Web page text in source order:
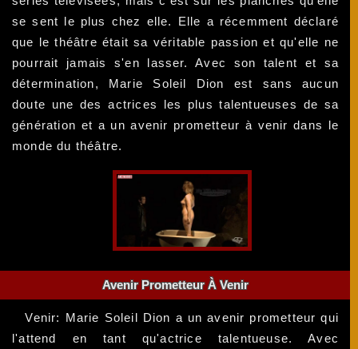
se sent le plus chez elle. Elle a récemment déclaré
que le théâtre était sa véritable passion et qu'elle ne
pourrait jamais s'en lasser. Avec son talent et sa
détermination, Marie Soleil Dion est sans aucun
doute une des actrices les plus talentueuses de sa
génération et a un avenir prometteur à venir dans le
monde du théâtre.
Avenir Prometteur À Venir
Venir: Marie Soleil Dion a un avenir prometteur qui
l'attend en tant qu'actrice talentueuse. Avec